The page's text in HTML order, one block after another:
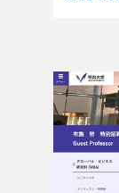
カッシ
ました